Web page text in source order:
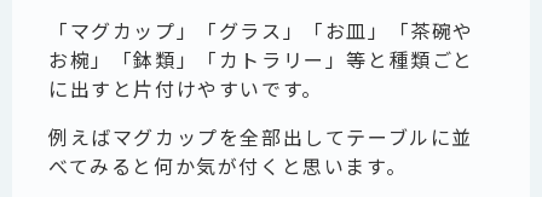
「マグカップ」「グラス」「お皿」「茶碗や
お椀」「鉢類」「カトラリー」等と種類ごと
に出すと片付けやすいです。
例えばマグカップを全部出してテーブルに並
べてみると何か気が付くと思います。